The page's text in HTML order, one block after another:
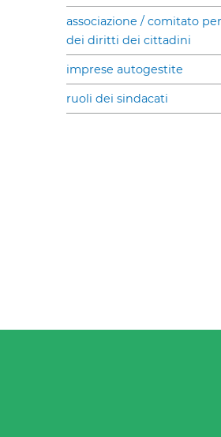
associazione / comitato
dei diritti dei cittadini
imprese autogestite
ruoli dei sindacati